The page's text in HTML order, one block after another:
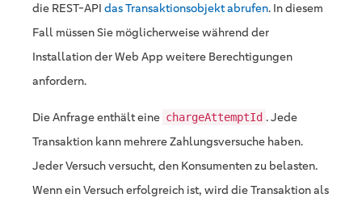
die REST-API das Transaktionsobjekt abrufen. In diesem
Fall müssen Sie möglicherweise während der
Installation der Web App weitere Berechtigungen
anfordern.
Die Anfrage enthält eine chargeAttemptId . Jede
Transaktion kann mehrere Zahlungsversuche haben.
Jeder Versuch versucht, den Konsumenten zu belasten.
Wenn ein Versuch erfolgreich ist, wird die Transaktion als